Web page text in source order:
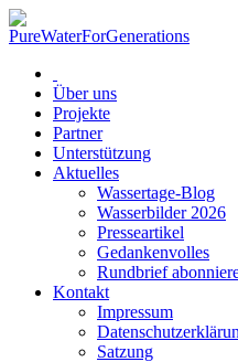
Über uns
Projekte
Partner
Unterstützung
Aktuelles
Wassertage-Blog
Wasserbilder 2026
Presseartikel
Gedankenvolles
Rundbrief
Kontakt
Impressum
Satzung